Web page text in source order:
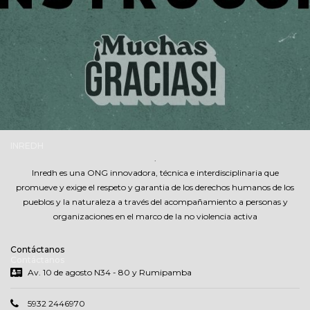
.
Inredh es una ONG innovadora, técnica e interdisciplinaria que
promueve y exige el respeto y garantia de los derechos humanos de los
pueblos y la naturaleza a través del acompañamiento a personas y
organizaciones en el marco de la no violencia activa
Contáctanos
Av. 10 de agosto N34 - 80 y Rumipamba
5932 2446970